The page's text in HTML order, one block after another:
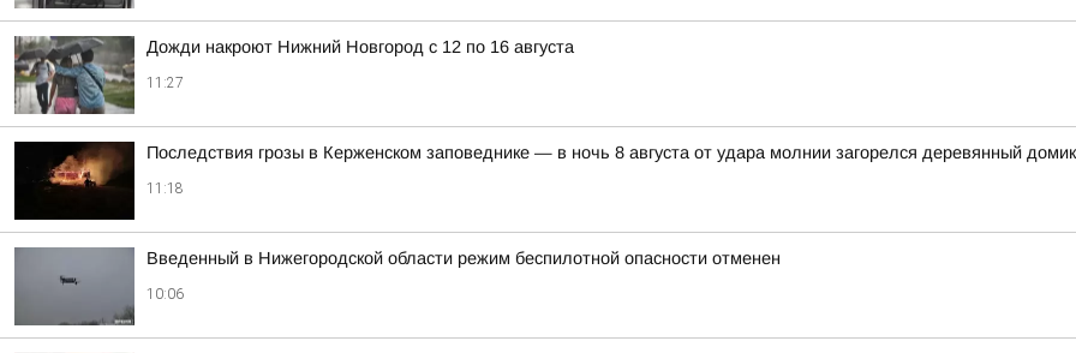
Дожди накроют Нижний Новгород с 12 по 16 августа
11:27
Последствия грозы в Керженском заповеднике — в ночь 8 августа от удара молнии загорелся деревянный
11:18
Введенный в Нижегородской области режим беспилотной опасности отменен
10:06